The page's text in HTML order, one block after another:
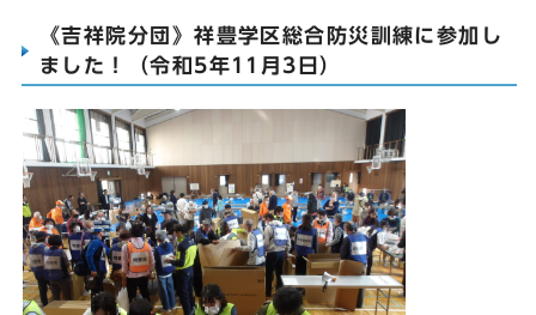
《吉祥院分団》祥豊学区総合防災訓練に参加し
ました！（令和5年11月3日）